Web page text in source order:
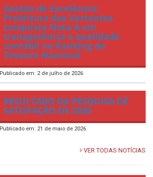
Gestão de Excelência:
Prefeitura das Vertentes
conquista Nota A em
transparência e qualidade
contábil no Ranking do
Tesouro Nacional
Publicado em: 2 de julho de 2026
RESULTADO DA PESQUISA DE
SATISFAÇÃO DE 2026
Publicado em: 21 de maio de 2026
VER TODAS NOTÍCIAS